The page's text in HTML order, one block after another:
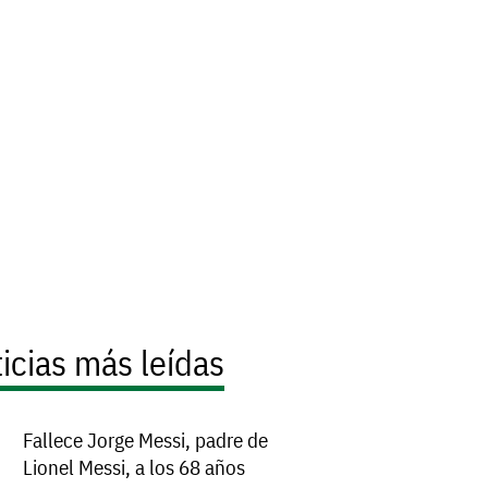
más leídas
Fallece Jorge Messi, padre de
Lionel Messi, a los 68 años